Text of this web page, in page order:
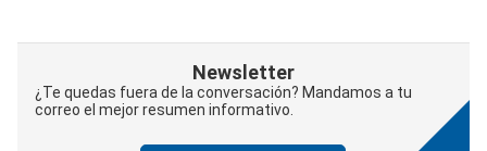
Newsletter
¿Te quedas fuera de la conversación? Mandamos a tu
correo el mejor resumen informativo.